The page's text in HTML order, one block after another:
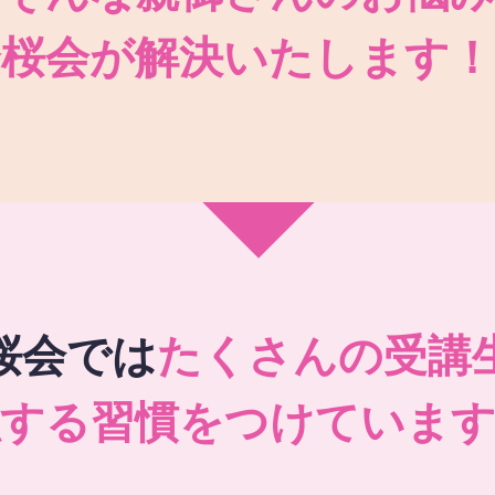
会が解決いたします！
会ではたくさんの受講
る習慣をつけています